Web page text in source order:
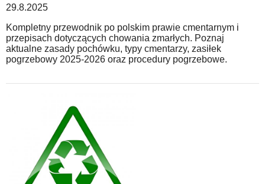
29.8.2025
Kompletny przewodnik po polskim prawie cmentarnym i
przepisach dotyczących chowania zmarłych. Poznaj
aktualne zasady pochówku, typy cmentarzy, zasiłek
pogrzebowy 2025-2026 oraz procedury pogrzebowe.